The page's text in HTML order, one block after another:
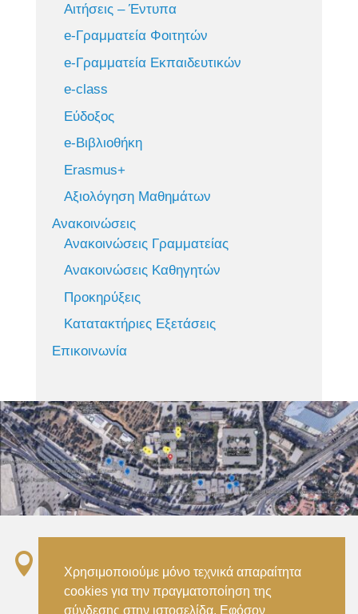
Αιτήσεις – Έντυπα
e-Γραμματεία Φοιτητών
e-Γραμματεία Εκπαιδευτικών
e-class
Εύδοξος
e-Βιβλιοθήκη
Erasmus+
Αξιολόγηση Μαθημάτων
Ανακοινώσεις
Ανακοινώσεις Γραμματείας
Ανακοινώσεις Καθηγητών
Προκηρύξεις
Κατατακτήριες Εξετάσεις
Επικοινωνία

Αττικής –
Metro ISAP – Irini Station, 15122, Marousi
Χρησιμοποιούμε μόνο τεχνικά απαραίτητα
cookies για την πραγματοποίηση της
σύνδεσης στην ιστοσελίδα. Εφόσον